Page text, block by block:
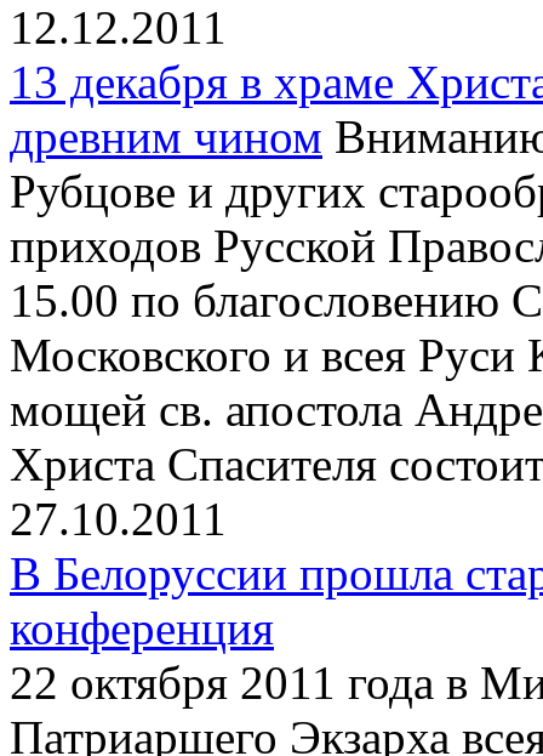
12.12.2011
13 декабря в храме
древним чином
Рубцове и других
приходов Русской
15.00 по благословению
Московского и всея Руси
мощей св. апостола
Христа Спасителя
27.10.2011
В Белоруссии прошла
конференция
22 октября 2011 года в
Патриаршего Экзарха